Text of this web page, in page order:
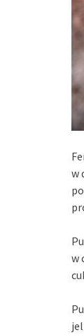
w
w